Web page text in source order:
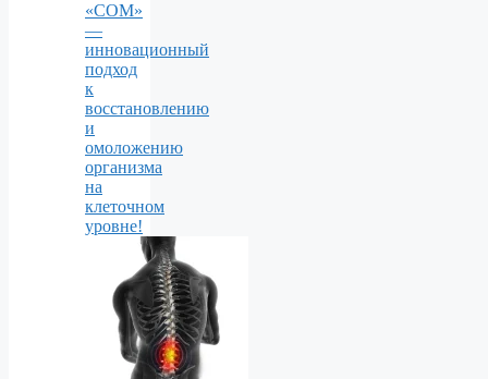
«СОМ»
—
инновационный
подход
к
восстановлению
и
омоложению
организма
на
клеточном
уровне!